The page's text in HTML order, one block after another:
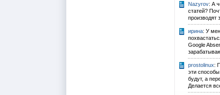
Nazyrov: А
статей?
производят
ирина: У
Google
prostolinux:
эти
будут, а
Делается